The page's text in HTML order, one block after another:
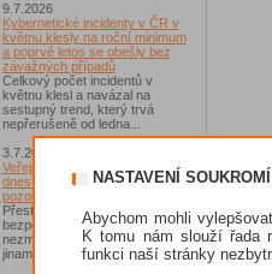
9.7.2026
Kybernetické incidenty v ČR v
květnu klesly na roční minimum
a poprvé letos se obešly bez
závažných případů
Celkový počet incidentů v
květnu klesl a navázal na
sestupný trend, který trvá
nepřerušeně od ledna...
3.7.2026
Veřejná Wi-Fi na dovolené už
dnes není zásadním rizikem,
pozor si dávejte na něco jiného
Přestože jsou veřejné Wi-Fi sítě
bezpečnější než dříve, riziko
nezmizelo. Jen se přesunulo
jinam...
NASTAVENÍ
Abychom mohli
K tomu nám slouží řada
funkci naší stránky